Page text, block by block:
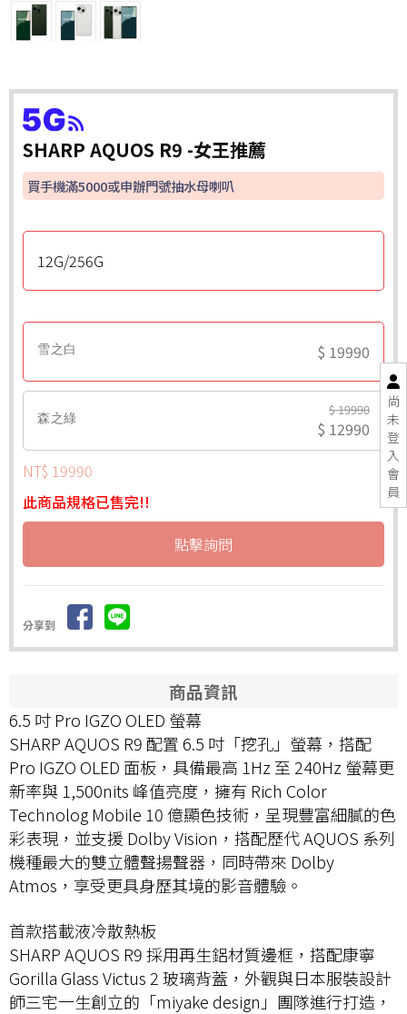
尚
未
登
入
會
員
SHARP AQUOS R9 -女王推薦
買手機滿5000或申辦門號抽水母喇叭
12G/256G
雪之白 $ 19990
森之綠 $ 19990
$ 12990
NT$ 19990
此商品規格已售完!!
點擊詢問
分享到
商品資訊
6.5 吋 Pro IGZO OLED 螢幕
SHARP AQUOS R9 配置 6.5 吋「挖孔」螢幕，搭配
Pro IGZO OLED 面板，具備最高 1Hz 至 240Hz 螢幕更
新率與 1,500nits 峰值亮度，擁有 Rich Color
Technolog Mobile 10 億顯色技術，呈現豐富細膩的色
彩表現，並支援 Dolby Vision，搭配歷代 AQUOS 系列
機種最大的雙立體聲揚聲器，同時帶來 Dolby
Atmos，享受更具身歷其境的影音體驗。
首款搭載液冷散熱板
SHARP AQUOS R9 採用再生鋁材質邊框，搭配康寧
Gorilla Glass Victus 2 玻璃背蓋，外觀與日本服裝設計
師三宅一生創立的「miyake design」團隊進行打造，